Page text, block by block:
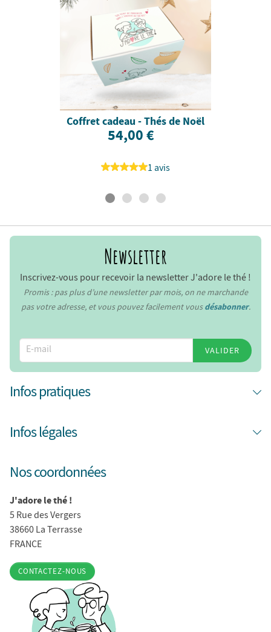
Coffret cadeau - Thés de Noël
54,00 €
1 avis
Newsletter
Inscrivez-vous pour recevoir la newsletter J'adore le thé !
Promis : pas plus d’une newsletter par mois, on ne marchande
pas votre adresse, et vous pouvez facilement vousdésabonner.
VALIDER
Infos pratiques
Infos légales
Nos coordonnées
J'adore le thé !
5 Rue des Vergers
38660 La Terrasse
FRANCE
CONTACTEZ-NOUS